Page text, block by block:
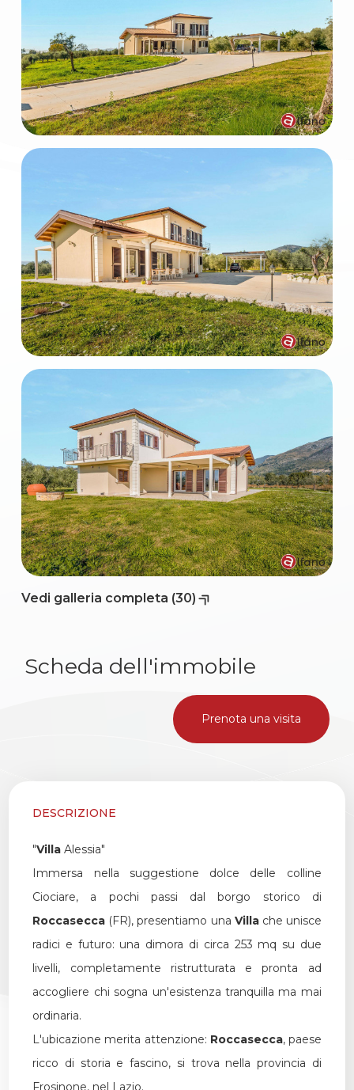
Vedi galleria completa (30)
Scheda dell'immobile
Prenota una visita
DESCRIZIONE
"Villa Alessia"
Immersa nella suggestione dolce delle colline
Ciociare, a pochi passi dal borgo storico di
Roccasecca (FR), presentiamo una Villache unisce
radici e futuro: una dimora di circa 253 mq su due
livelli, completamente ristrutturata e pronta ad
accogliere chi sogna un'esistenza tranquilla ma mai
ordinaria.
L'ubicazione merita attenzione: Roccasecca, paese
ricco di storia e fascino, si trova nella provincia di
Frosinone, nel Lazio.
3
4
Camere
minime
Qualsiasi
3
4
5
5+
Altre
Posto auto/Box
Ascensore
Arredato
Nuova costruzione
Lusso